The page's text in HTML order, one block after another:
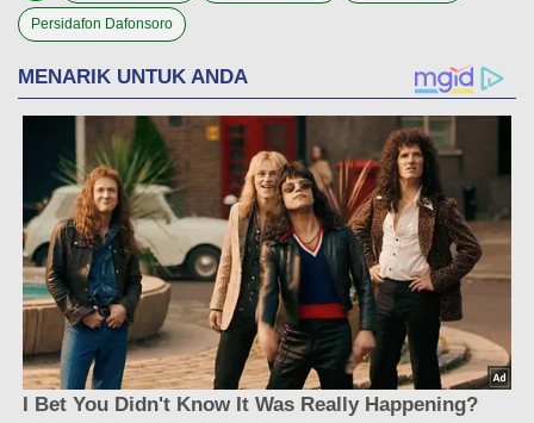
Persidafon Dafonsoro